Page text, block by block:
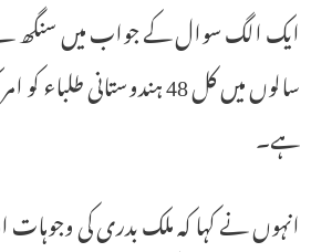
ایک الگ سوال کے جواب میں سنگھ نے
سالوں میں کل 48 ہندوستانی
ہے۔
انہوں نے کہا کہ ملک بدری کی وجوہات